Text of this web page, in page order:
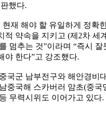
했다.
현재 해야 할 유일하게 정확
적 약속을 지키고 (제2차 세
멈추는 것”이라며 “즉시
야 한다”고 강조했다.
국군 남부전구와 해안경비
중국해 스카버러 암초(중국
무력시위도 이어가고 있다.